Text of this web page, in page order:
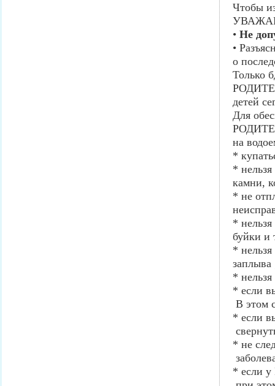
Чтобы
• Не
•
о
Только
детей
Для
на
*
*
камни,
* не
*
буйки и
*
заплыва
*
* если
В этом
* если
* не
* если у